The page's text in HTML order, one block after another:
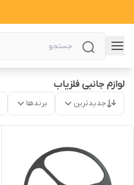
لوازم جانبی فلزیاب
جدیدترین برندها